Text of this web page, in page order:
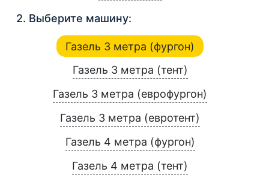
2. Выберите машину:
Газель 3 метра (фургон)
Газель 3 метра (тент)
Газель 3 метра (еврофургон)
Газель 3 метра (евротент)
Газель 4 метра (фургон)
Газель 4 метра (тент)